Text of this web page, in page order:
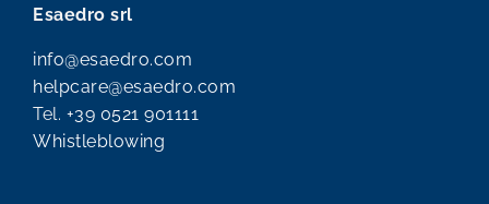
Esaedro srl
info@esaedro.com
helpcare@esaedro.com
Tel. +39 0521 901111
Whistleblowing